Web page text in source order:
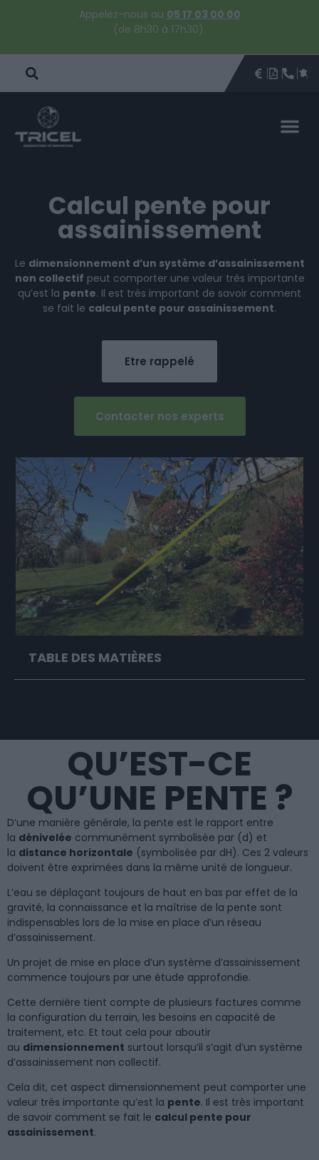
Appelez-nous au 05 17 03 00 00
(de 8h30 à 17h30).
DEVISÊTRE
Calcul pente pour
assainissement
Le dimensionnement d’un système d’assainissement
non collectif peut comporter une valeur très importante
qu’est la pente. Il est très important de savoir comment
se fait le calcul pente pour assainissement.
Etre rappelé
Contacter nos experts
TABLE DES MATIÈRES
QU’EST-CE
QU’UNE PENTE ?
D’une manière générale, la pente est le rapport entre
la dénivelée communément symbolisée par (d) et
la distance horizontale (symbolisée par dH). Ces 2 valeurs
doivent être exprimées dans la même unité de longueur.
L’eau se déplaçant toujours de haut en bas par effet de la
gravité, la connaissance et la maîtrise de la pente sont
indispensables lors de la mise en place d’un réseau
d’assainissement.
Un projet de mise en place d’un système d’assainissement
commence toujours par une étude approfondie.
Cette dernière tient compte de plusieurs factures comme
la configuration du terrain, les besoins en capacité de
traitement, etc. Et tout cela pour aboutir
au dimensionnement surtout lorsqu’il s’agit d’un système
d’assainissement non collectif.
Cela dit, cet aspect dimensionnement peut comporter une
valeur très importante qu’est la pente. Il est très important
de savoir comment se fait le calcul pente pour
assainissement.